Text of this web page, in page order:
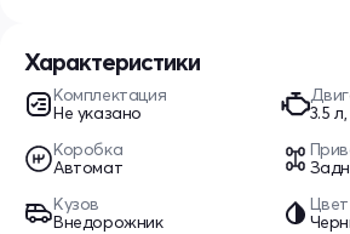
Характеристики
Комплектация
Не указано
3.5
Коробка
Автомат
Кузов
Внедорожник
Цвет